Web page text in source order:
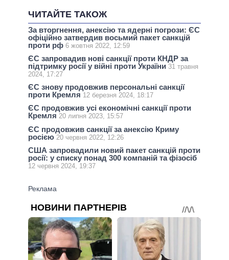
ЧИТАЙТЕ ТАКОЖ
За вторгнення, анексію та ядерні погрози: ЄС
офіційно затвердив восьмий пакет санкцій
проти рф 6 жовтня 2022, 12:59
ЄС запровадив нові санкції проти КНДР за
підтримку росії у війні проти України 31 травня
2024, 17:27
ЄС знову продовжив персональні санкції
проти Кремля 12 березня 2024, 18:17
ЄС продовжив усі економічні санкції проти
Кремля 20 липня 2023, 15:57
ЄС продовжив санкції за анексію Криму
росією 20 червня 2022, 12:26
США запровадили новий пакет санкцій проти
росії: у списку понад 300 компаній та фізосіб
12 червня 2024, 19:37